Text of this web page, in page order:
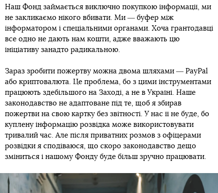
Наш Фонд займається виключно покупкою інформації, ми
не закликаємо нікого вбивати. Ми ― буфер між
інформатором і спеціальними органами. Хоча грантодавці
все одно не дають нам кошти, адже вважають цю
ініціативу занадто радикальною.
Зараз зробити пожертву можна двома шляхами ― PayPal
або криптовалюта. Це проблема, бо з цими інструментами
працюють здебільшого на Заході, а не в Україні. Наше
законодавство не адаптоване під те, щоб я збирав
пожертви на свою картку без звітності. У нас її не буде, бо
куплену інформацію розвідка може використовувати
тривалий час. Але після приватних розмов з офіцерами
розвідки я сподіваюся, що скоро законодавство дещо
зміниться і нашому Фонду буде більш зручно працювати.